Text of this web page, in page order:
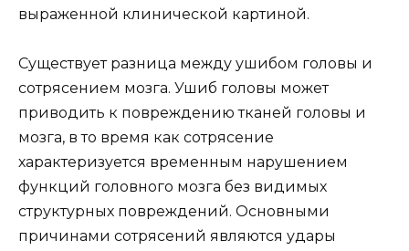
выраженной клинической картиной.
Существует разница между ушибом головы и
сотрясением мозга. Ушиб головы может
приводить к повреждению тканей головы и
мозга, в то время как сотрясение
характеризуется временным нарушением
функций головного мозга без видимых
структурных повреждений. Основными
причинами сотрясений являются удары